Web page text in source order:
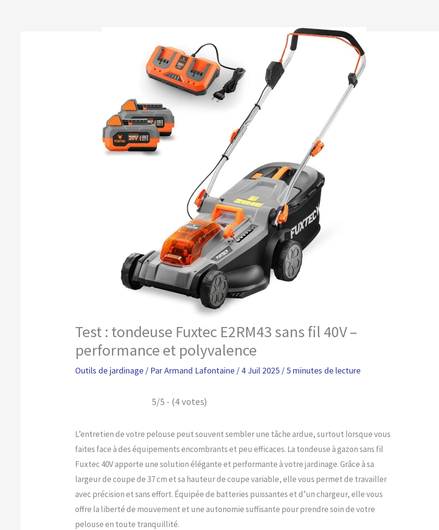
Test : tondeuse Fuxtec E2RM43 sans fil 40V –
performance et polyvalence
Outils de jardinage / ParArmand Lafontaine / 4 Juil 2025 / 5 minutes de lecture
5/5 - (4 votes)
L’entretien de votre pelouse peut souvent sembler une tâche ardue, surtout lorsque vous
faites face à des équipements encombrants et peu efficaces. La tondeuse à gazon sans fil
Fuxtec 40V apporte une solution élégante et performante à votre jardinage. Grâce à sa
largeur de coupe de 37 cm et sa hauteur de coupe variable, elle vous permet de travailler
avec précision et sans effort. Équipée de batteries puissantes et d’un chargeur, elle vous
offre la liberté de mouvement et une autonomie suffisante pour prendre soin de votre
pelouse en toute tranquillité.